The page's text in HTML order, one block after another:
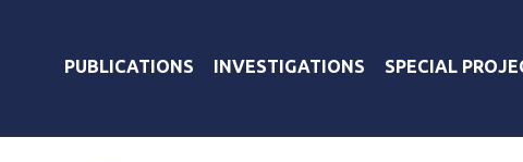
PUBLICATIONS INVESTIGATIONS SPECIAL